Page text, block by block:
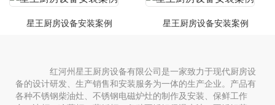
星王厨房设备安装案例 星王厨房设备安装案例
红河州星王厨房设备有限公司是一家致力于现代厨房设
备的设计研发、生产销售和安装服务为一体的生产企业。产品有
各种不锈钢柴油灶、不锈钢电磁炉灶的制作及安装、保鲜工作